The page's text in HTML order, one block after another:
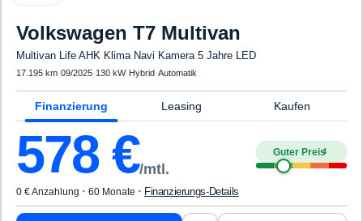
Volkswagen T7 Multivan
Multivan Life AHK Klima Navi Kamera 5 Jahre LED
17.195 km·09/2025· 130 kW· Hybrid·Automatik
Finanzierung Leasing Kaufen
578€/mtl.
Guter Preis4
0 € Anzahlung · 60 Monate · Finanzierungs-Details